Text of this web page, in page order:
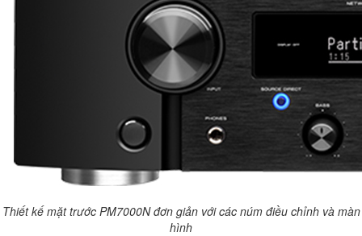
Thiết kế mặt trước PM7000N đơn giản với các núm điều chỉnh và màn
hình